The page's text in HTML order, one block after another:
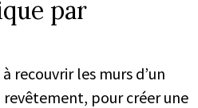
par
recouvrir les murs d’un
revêtement, pour créer une